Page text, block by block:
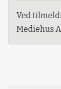
Ved
Mediehus